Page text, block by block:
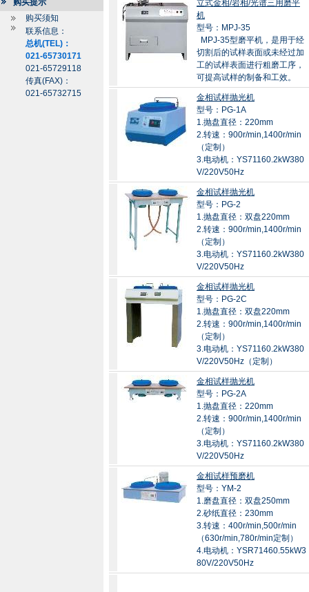
购买提示
购买须知
联系信息：
总机(TEL)：
021-65730171
021-65729118
传真(FAX)：
021-65732715
立式金相/岩相/光谱三用磨平
机
型号：MPJ-35
MPJ-35型磨平机，是用于经
切割后的试样表面或未经过加
工的试样表面进行粗磨工序，
可提高试样的制备和工效。
金相试样抛光机
型号：PG-1A
1.抛盘直径：220mm
2.转速：900r/min,1400r/min
（定制）
3.电动机：YS71160.2kW380
V/220V50Hz
金相试样抛光机
型号：PG-2
1.抛盘直径：双盘220mm
2.转速：900r/min,1400r/min
（定制）
3.电动机：YS71160.2kW380
V/220V50Hz
金相试样抛光机
型号：PG-2C
1.抛盘直径：双盘220mm
2.转速：900r/min,1400r/min
（定制）
3.电动机：YS71160.2kW380
V/220V50Hz（定制）
金相试样抛光机
型号：PG-2A
1.抛盘直径：220mm
2.转速：900r/min,1400r/min
（定制）
3.电动机：YS71160.2kW380
V/220V50Hz
金相试样预磨机
型号：YM-2
1.磨盘直径：双盘250mm
2.砂纸直径：230mm
3.转速：400r/min,500r/min
（630r/min,780r/min定制）
4.电动机：YSR71460.55kW3
80V/220V50Hz